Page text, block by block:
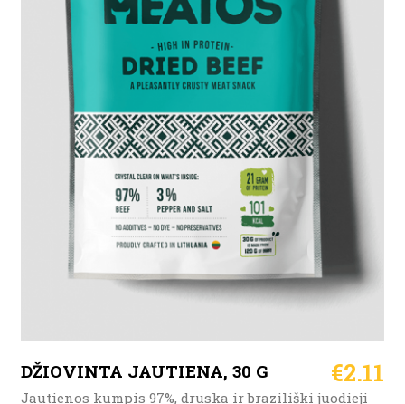
DAUGIAU
DŽIOVINTA JAUTIENA, 30 G €2.11
Jautienos kumpis 97%, druska ir braziliški juodieji